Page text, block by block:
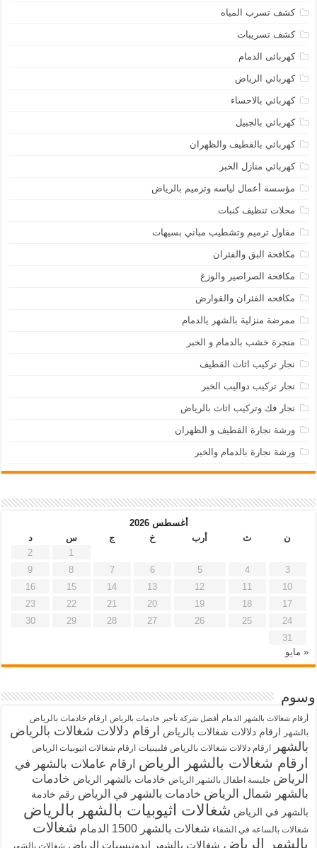
كشف تسرب المياه
كشف تسريبات
كهربائى الدمام
كهربائي الرياض
كهربائي بالاحساء
كهربائي بالجبيل
كهربائي بالقطيف والظهران
كهربائي منازل الخبر
مؤسسة أعمال لياسه وترميم بالرياض
محلات تنظيف كنبات
مقاول ترميم وتشطيب مباني بسيهات
مكافحة البق والفئران
مكافحة الصراصير والوزغ
مكافحه الفئران والقوارض
ممرضة منزلية بالشهر يالدمام
منجرة خشب بالدمام و الخبر
نجار تركيب اثاث القطيف
نجار تركيب دواليب الخبر
نجار فك وتركيب اثاث بالرياض
ورشة نجارة القطيف و الظهران
ورشة نجارة بالدمام والخبر
أغسطس 2026
ن
ث أرب خ ج س
د
1
2
3
4
5
6
7
8
9
10
11
12
13
14
15
16
17
18
19
20
21
22
23
24
25
26
27
28
29
30
31
« مايو
وسوم
أرقام شغالات بالشهر الدمام أفضل شركة تأجير خادمات بالرياض ارقام خادمات بالرياض
بالشهر
ارقام دلالات شغالات بالرياض ارقام دلالات شغالات بالرياض
بالشهر
ارقام دلالات شغالات بالرياض فلبينيات ارقام شغالات اثيوبيات الرياض
ارقام شغالات بالشهر الرياض ارقام عاملات بالشهر في
الرياض جليسة اطفال بالشهر الرياض خادمات بالشهر الرياض خادمات
بالشهر شمال الرياض خادمات بالشهر في الرياض رقم خادمة
بالشهر في الرياض شغالات اثيوبيات بالشهر بالرياض
شغالات بالساعه في الشفاء شغالات بالشهر 1500 الدمام
شغالات
بالشهر الرياض شغالات بالشهر اندونيسيات الرياض شغالات بالشهر